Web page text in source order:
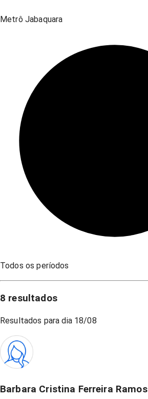
Metrô Jabaquara
Todos os períodos
8 resultados
Resultados para dia 18/08
Barbara Cristina Ferreira Ramos